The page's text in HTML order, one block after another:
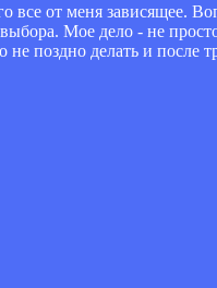
все от меня зависящее.
Мое дело - не
не поздно делать и после